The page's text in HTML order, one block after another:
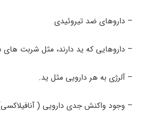
– داروهای ضد تیروئیدی
– داروهایی که ید دارند، مثل شربت های
– آلرژی به هر دارویی مثل ید.
– وجود واکنش جدی دارویی (